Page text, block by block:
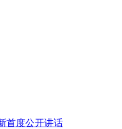
首度公开讲话